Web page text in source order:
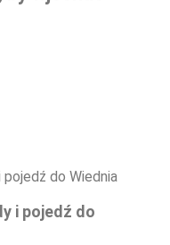
i pojedź do